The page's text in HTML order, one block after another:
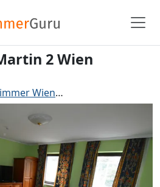
2 Wien
Wien